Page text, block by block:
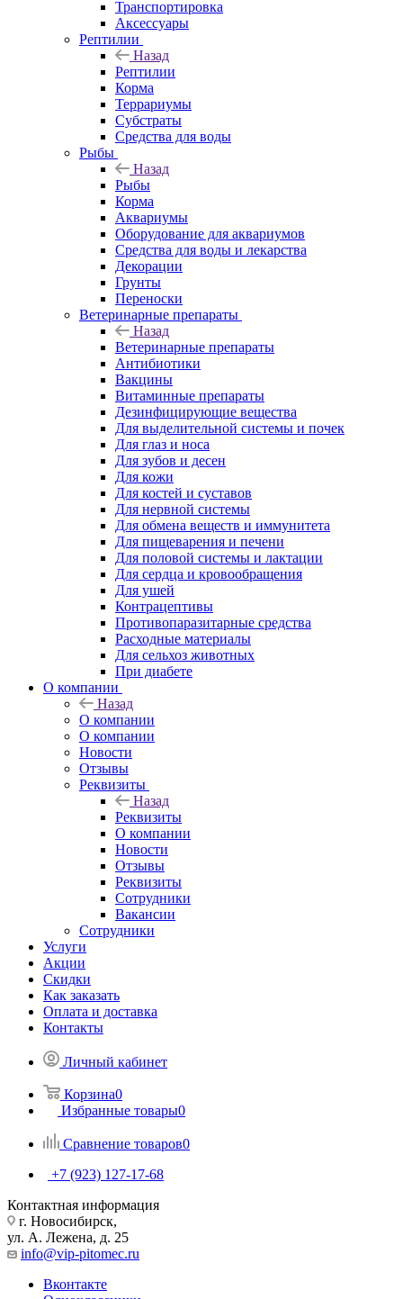
Транспортировка
Аксессуары
Рептилии
Назад
Рептилии
Корма
Террариумы
Субстраты
Средства для воды
Рыбы
Назад
Рыбы
Корма
Аквариумы
Оборудование для аквариумов
Средства для воды и лекарства
Декорации
Грунты
Переноски
Ветеринарные препараты
Назад
Ветеринарные препараты
Антибиотики
Вакцины
Витаминные препараты
Дезинфицирующие вещества
Для выделительной системы и почек
Для глаз и носа
Для зубов и десен
Для кожи
Для костей и суставов
Для нервной системы
Для обмена веществ и иммунитета
Для пищеварения и печени
Для половой системы и лактации
Для сердца и кровообращения
Для ушей
Контрацептивы
Противопаразитарные средства
Расходные материалы
Для сельхоз животных
При диабете
О компании
Назад
О компании
О компании
Новости
Отзывы
Реквизиты
Назад
Реквизиты
О компании
Новости
Отзывы
Реквизиты
Сотрудники
Вакансии
Сотрудники
Услуги
Акции
Скидки
Как заказать
Оплата и доставка
Контакты
Личный кабинет
Корзина0
Избранные товары0
Сравнение товаров0
+7 (923) 127-17-68
Контактная информация
г. Новосибирск,
ул. А. Лежена, д. 25
info@vip-pitomec.ru
Вконтакте